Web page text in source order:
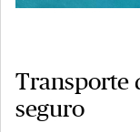
Transporte
seguro